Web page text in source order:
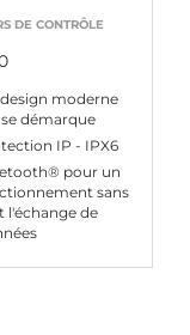
DE CONTRÔLE
moderne
démarque
IP - IPX6
pour un
sans
l'échange de